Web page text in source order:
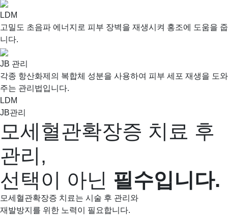
LDM
고밀도 초음파 에너지로 피부 장벽을 재생시켜 홍조에 도움을 줍
니다.
JB 관리
각종 항산화제의 복합체 성분을 사용하여 피부 세포 재생을 도와
주는 관리법입니다.
LDM
JB관리
모세혈관확장증 치료 후
관리,
선택이 아닌 필수입니다.
모세혈관확장증 치료는 시술 후 관리와
재발방지를 위한 노력이 필요합니다.